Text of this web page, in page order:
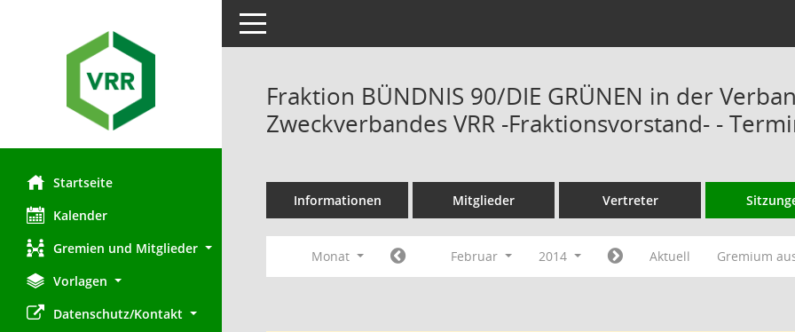
Startseite
Kalender
Gremien und Mitglieder
Vorlagen
Datenschutz/Kontakt
Toggle navigation
Fraktion BÜNDNIS 90/DIE GRÜNEN in der
Zweckverbandes VRR -Fraktionsvorstand- -
Informationen Mitglieder Vertreter
Monat Februar 2014 Aktuell Gremium